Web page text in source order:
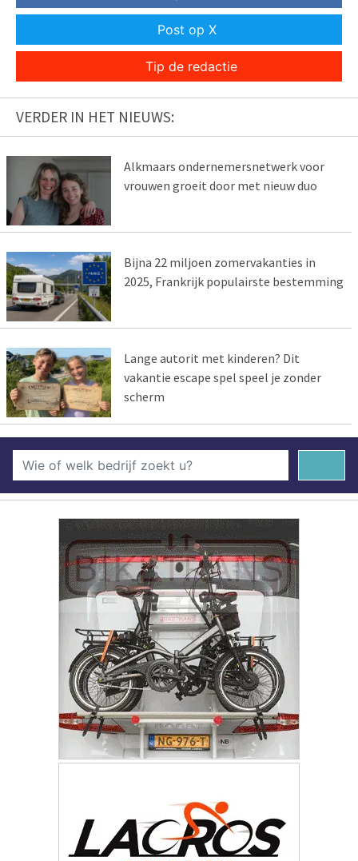
Post op X
Tip de redactie
VERDER IN HET NIEUWS:
Alkmaars ondernemersnetwerk voor
vrouwen groeit door met nieuw duo
Bijna 22 miljoen zomervakanties in
2025, Frankrijk populairste bestemming
Lange autorit met kinderen? Dit
vakantie escape spel speel je zonder
scherm